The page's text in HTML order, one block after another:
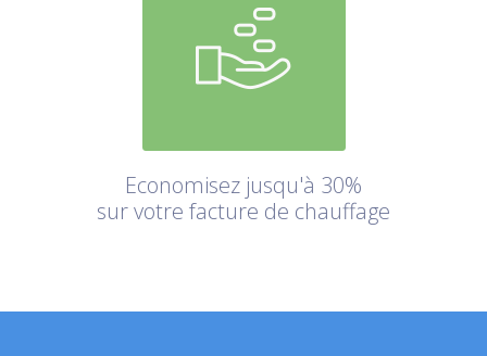
Economisez jusqu'à 30%
sur votre facture de chauffage